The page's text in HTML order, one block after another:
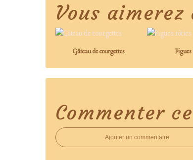
Vous aimerez
Gâteau de courgettes Figues
Commenter
Ajouter un commentaire